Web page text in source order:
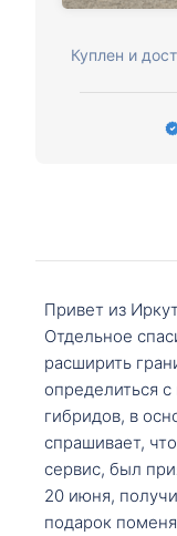
Куплен и
Привет из
Отдельное
расширить
определиться
гибридов, в
спрашивает,
сервис, был
20 июня,
подарок